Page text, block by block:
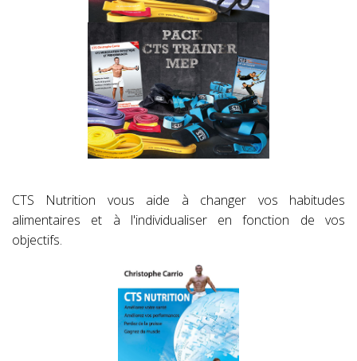
CTS Nutrition vous aide à changer vos habitudes
alimentaires et à l'individualiser en fonction de vos
objectifs.